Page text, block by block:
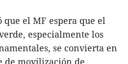
el MF espera que el
especialmente los
se convierta en